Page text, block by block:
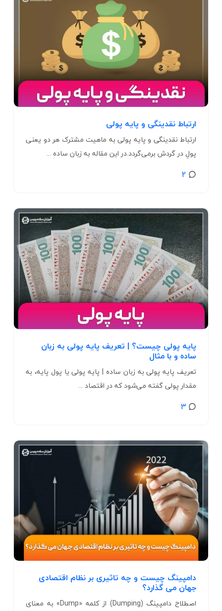
ارتباط نقدینگی و پایه پولی
ارتباط نقدینگی و پایه پولی به ماهیت مشترک هر دو یعنی
پولِ در گردش برمی‌گردد.در این مقاله به زبان ساده ...
2
پایه پولی چیست؟ | تعریف پایه پولی به زبان
ساده و با مثال
تعریف پایه پولی به زبان ساده | پایه پولی یا پول پایه، به
مقدار پولی گفته می‌شود که در اقتصاد ...
3
دامپینگ چیست و چه تاثیری بر نظام اقتصادی
جهان می گذارد؟
اصطلاح دامپینگ (Dumping) از کلمه «Dump» به معنای